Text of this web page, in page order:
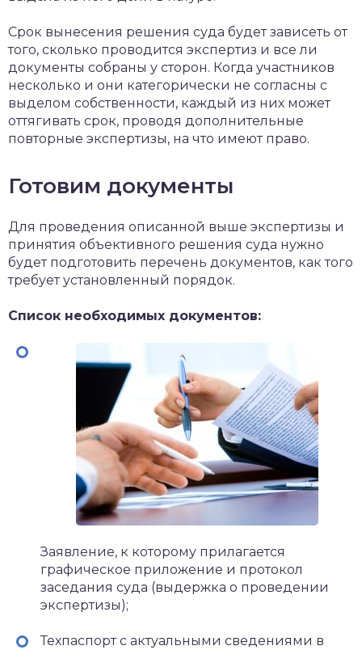
Срок вынесения решения суда будет зависеть от
того, сколько проводится экспертиз и все ли
документы собраны у сторон. Когда участников
несколько и они категорически не согласны с
выделом собственности, каждый из них может
оттягивать срок, проводя дополнительные
повторные экспертизы, на что имеют право.
Готовим документы
Для проведения описанной выше экспертизы и
принятия объективного решения суда нужно
будет подготовить перечень документов, как того
требует установленный порядок.
Список необходимых документов:
Заявление, к которому прилагается
графическое приложение и протокол
заседания суда (выдержка о проведении
экспертизы);
Техпаспорт с актуальными сведениями в